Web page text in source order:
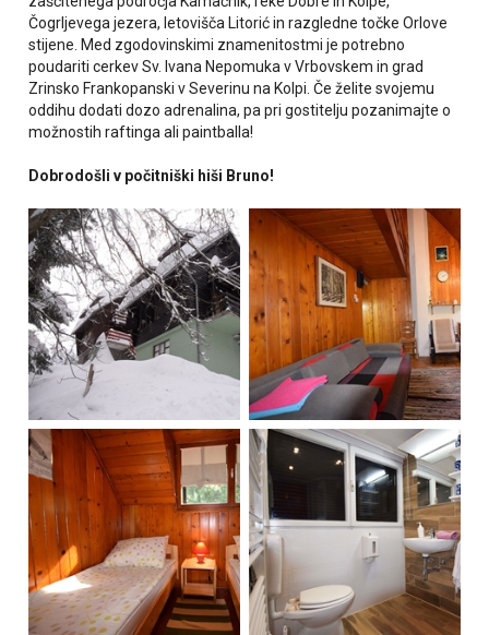
Čogrljevega jezera, letovišča Litorić in razgledne točke Orlove
stijene. Med zgodovinskimi znamenitostmi je potrebno
poudariti cerkev Sv. Ivana Nepomuka v Vrbovskem in grad
Zrinsko Frankopanski v Severinu na Kolpi. Če želite svojemu
oddihu dodati dozo adrenalina, pa pri gostitelju pozanimajte o
možnostih raftinga ali paintballa!
Dobrodošli v počitniški hiši Bruno!